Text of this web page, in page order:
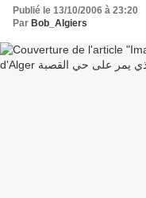
Publié le 13/10/2006 à 23:20
Par Bob_Algiers